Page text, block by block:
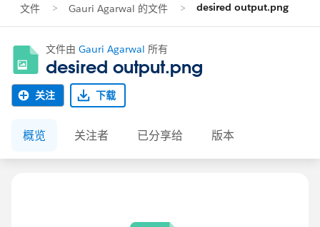
文件 Gauri Agarwal 的文件 desired output.png
文件由 Gauri Agarwal 所有
desired output.png
关注 下载
概览 关注者 已分享给 版本